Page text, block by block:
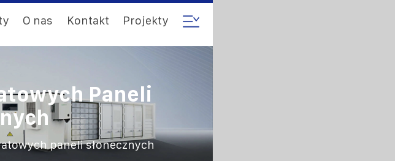
O nas Kontakt Projekty
Paneli
paneli słonecznych